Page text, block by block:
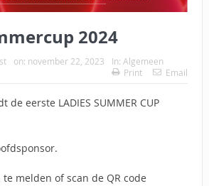
2024
on: november 22, 2023 In: Algemeen
Print
Email
de eerste LADIES SUMMER CUP
melden of scan de QR code